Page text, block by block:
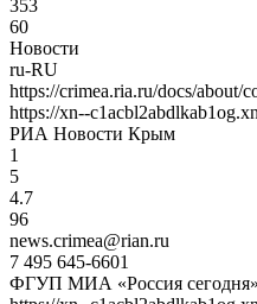
353
60
Новости
ru-RU
https://crimea.ria.ru/docs/about/
https://xn--
РИА Новости Крым
1
5
4.7
96
news.crimea@rian.ru
7 495 645-6601
ФГУП МИА «Россия сегодня»